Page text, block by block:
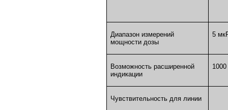
Диапазон измерений
мощности дозы
5
Возможность расширенной
индикации
Чувствительность для линии